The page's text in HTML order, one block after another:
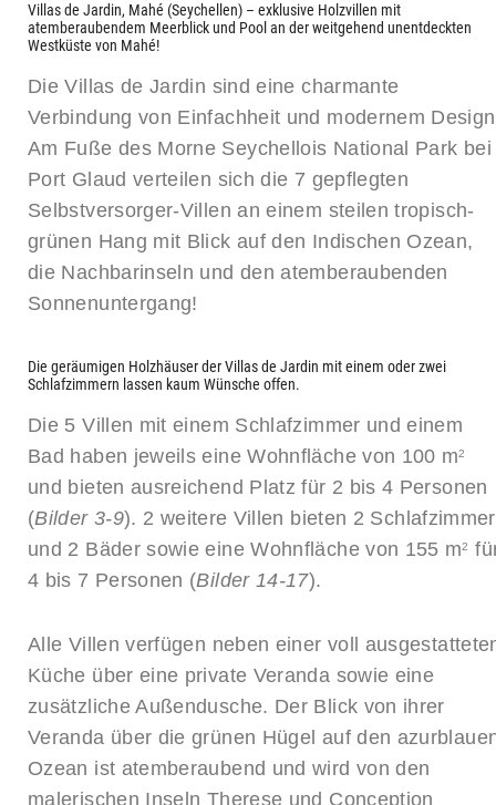
Villas de Jardin, Mahé (Seychellen) – exklusive Holzvillen mit
atemberaubendem Meerblick und Pool an der weitgehend unentdeckten
Westküste von Mahé!
Die Villas de Jardin sind eine charmante
Verbindung von Einfachheit und modernem
Am Fuße des Morne Seychellois National Park bei
Port Glaud verteilen sich die 7 gepflegten
Selbstversorger-Villen an einem steilen tropisch-
grünen Hang mit Blick auf den Indischen Ozean,
die Nachbarinseln und den atemberaubenden
Sonnenuntergang!
Die geräumigen Holzhäuser der Villas de Jardin mit einem oder zwei
Schlafzimmern lassen kaum Wünsche offen.
Die 5 Villen mit einem Schlafzimmer und einem
Bad haben jeweils eine Wohnfläche von 100 m2
und bieten ausreichend Platz für 2 bis 4 Personen
(Bilder 3-9). 2 weitere Villen bieten 2 Schlafzimmer
und 2 Bäder sowie eine Wohnfläche von 155 m2
4 bis 7 Personen (Bilder 14-17).
Alle Villen verfügen neben einer voll
Küche über eine private Veranda sowie eine
zusätzliche Außendusche. Der Blick von ihrer
Veranda über die grünen Hügel auf den
Ozean ist atemberaubend und wird von den
malerischen Inseln Therese und Conception